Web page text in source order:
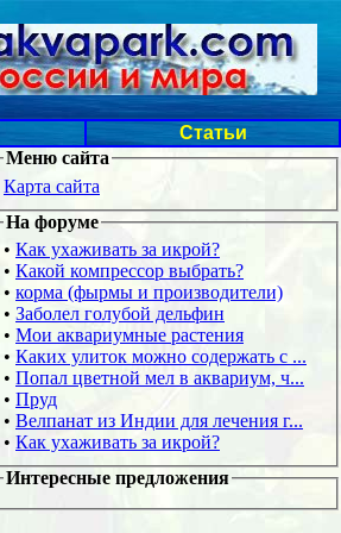
Статьи
Меню сайта
Карта сайта
На форуме
• Как ухаживать за икрой?
• Какой компрессор выбрать?
• корма (фырмы и производители)
• Заболел голубой дельфин
• Мои аквариумные растения
• Каких улиток можно содержать с ...
• Попал цветной мел в аквариум, ч...
• Пруд
• Велпанат из Индии для лечения г...
• Как ухаживать за икрой?
Интересные предложения